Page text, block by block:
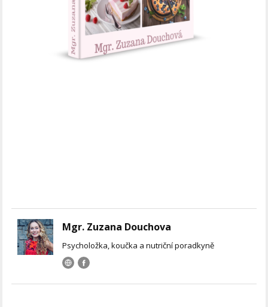
Mgr. Zuzana Douchova
Psycholožka, koučka a nutriční poradkyně